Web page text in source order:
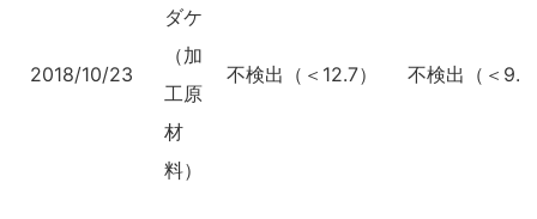
2018/10/23
ダケ
（加
工原
材
料）
不検出（＜12.7） 不検出（＜9.3